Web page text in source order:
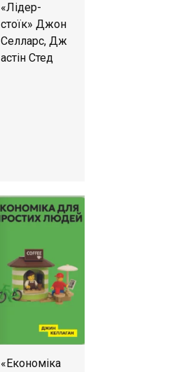
«Лідер-
стоїк» Джон
Селларс, Дж
астін Стед
«Економіка